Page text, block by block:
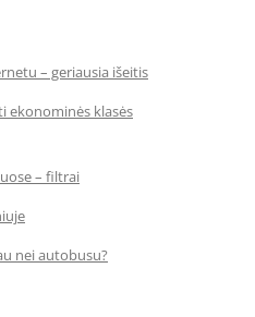
– geriausia išeitis
ekonominės klasės
– filtrai
nei autobusu?